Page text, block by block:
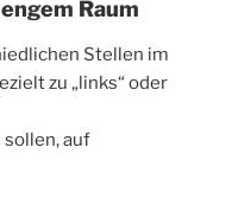
Raum
Stellen im
zu „links“ oder
auf